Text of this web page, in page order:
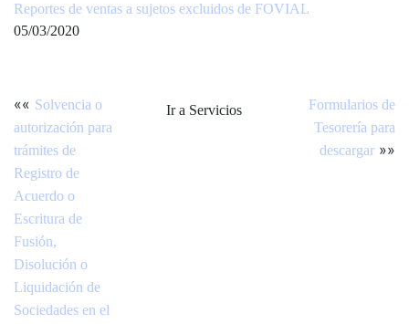
Reportes de ventas a sujetos excluidos de FOVIAL
05/03/2020
«« Solvencia o
autorización para
trámites de
Registro de
Acuerdo o
Escritura de
Fusión,
Disolución o
Liquidación de
Sociedades en el
Ir a Servicios
Formularios de
Tesorería para
descargar»»